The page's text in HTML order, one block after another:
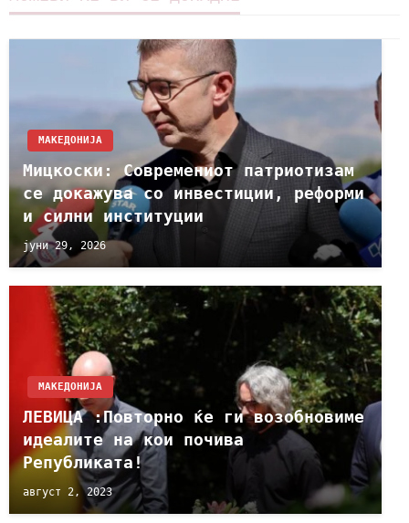
МАКЕДОНИЈА
Мицкоски: Современиот патриотизам
се докажува со инвестиции, реформи
и силни институции
јуни 29, 2026
МАКЕДОНИЈА
ЛЕВИЦА :Повторно ќе ги возобновиме
идеалите на кои почива
Републиката!
август 2, 2023